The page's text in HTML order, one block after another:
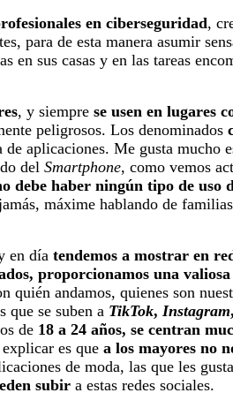
en ciberseguridad,
para de esta manera asumir
en sus casas y en las tareas
, y siempre se usen en lugares
peligrosos. Los denominados
aplicaciones. Me gusta mucho
del Smartphone, como vemos
debe haber ningún tipo de uso
máxime hablando de
en día tendemos a mostrar en
proporcionamos una valiosa
quién andamos, quienes son
que se suben a TikTok, Instagram,
de 18 a 24 años, se centran
es que a los mayores no
de moda, las que les
subir a estas redes sociales.